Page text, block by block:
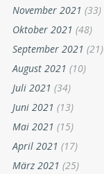
November 2021 (33)
Oktober 2021 (48)
September 2021 (21)
August 2021 (10)
Juli 2021 (34)
Juni 2021 (13)
Mai 2021 (15)
April 2021 (17)
März 2021 (25)